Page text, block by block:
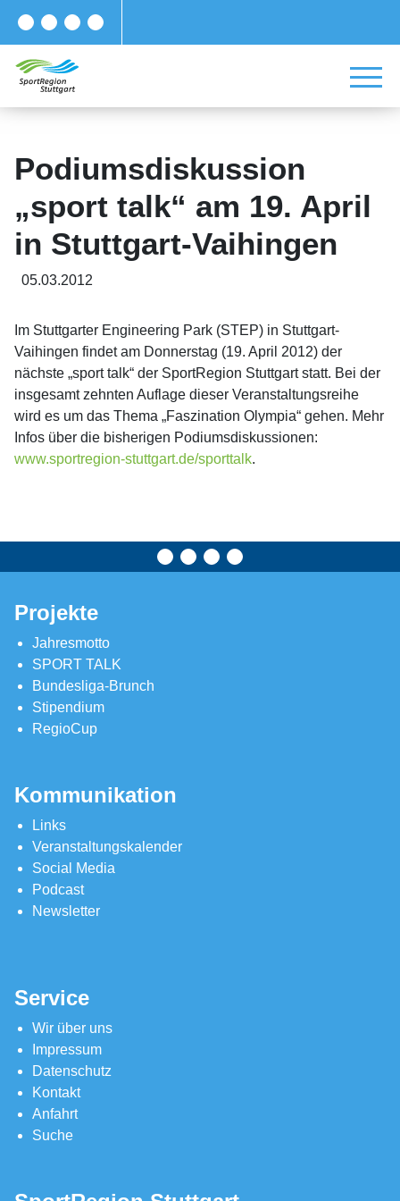
Podiumsdiskussion
„sport talk“ am 19. April
in Stuttgart-Vaihingen
05.03.2012
Im Stuttgarter Engineering Park (STEP) in Stuttgart-
Vaihingen findet am Donnerstag (19. April 2012) der
nächste „sport talk“ der SportRegion Stuttgart statt. Bei der
insgesamt zehnten Auflage dieser Veranstaltungsreihe
wird es um das Thema „Faszination Olympia“ gehen. Mehr
Infos über die bisherigen Podiumsdiskussionen:
www.sportregion-stuttgart.de/sporttalk.
Projekte
Jahresmotto
SPORT TALK
Bundesliga-Brunch
Stipendium
RegioCup
Kommunikation
Links
Veranstaltungskalender
Social Media
Podcast
Newsletter
Service
Wir über uns
Impressum
Datenschutz
Kontakt
Anfahrt
Suche